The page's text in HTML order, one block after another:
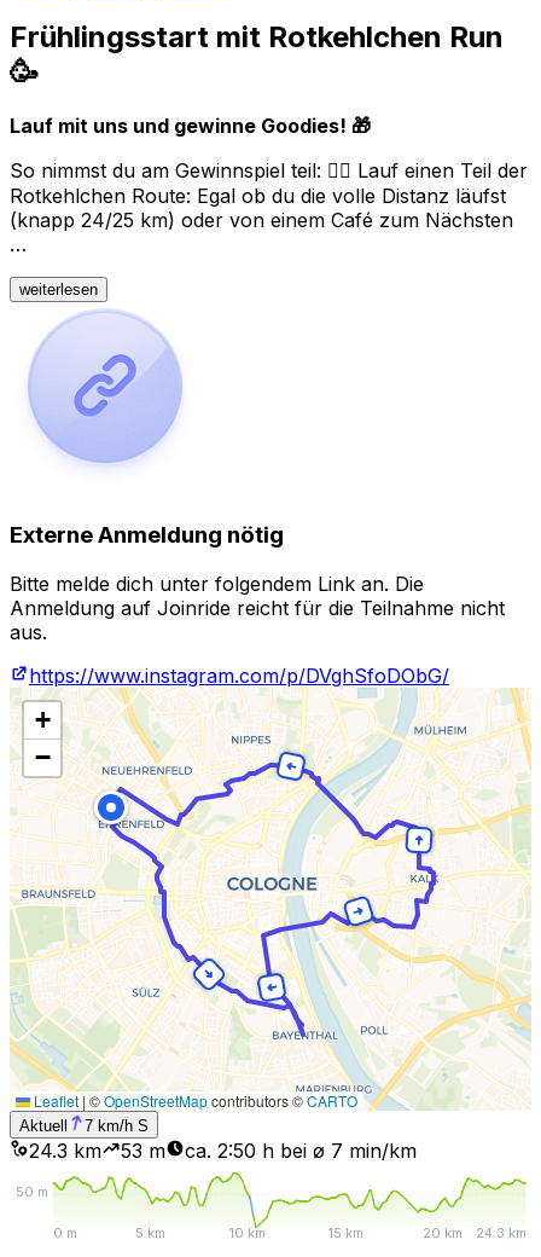
Frühlingsstart mit Rotkehlchen Run
🥳
Lauf mit uns und gewinne Goodies! 🎁
So nimmst du am Gewinnspiel teil: 🏃‍♀️ Lauf einen Teil der
Rotkehlchen Route: Egal ob du die volle Distanz läufst
(knapp 24/25 km) oder von einem Café zum Nächsten
…
weiterlesen
Externe Anmeldung nötig
Bitte melde dich unter folgendem Link an. Die
Anmeldung auf Joinride reicht für die Teilnahme nicht
aus.
https://www.instagram.com/p/DVghSfoDObG/
+
−
Leaflet | ©OpenStreetMapcontributors ©CARTO
Aktuell 7 km/h S
24.3 km 53 m ca. 2:50 h bei ø 7 min/km
50 m
0 m 5 km 10 km 15 km 20 km 24.3 km